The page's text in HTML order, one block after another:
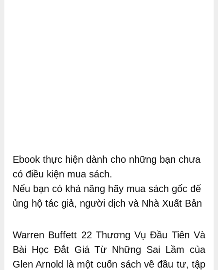
Ebook thực hiện dành cho những bạn chưa
có điều kiện mua sách.
Nếu bạn có khả năng hãy mua sách gốc để
ủng hộ tác giả, người dịch và Nhà Xuất Bản
Warren Buffett 22 Thương Vụ Đầu Tiên Và
Bài Học Đắt Giá Từ Những Sai Lầm của
Glen Arnold là một cuốn sách về đầu tư, tập